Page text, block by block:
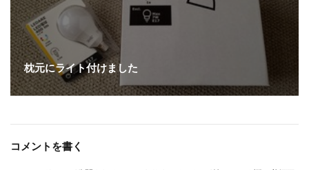
枕元にライト付けました
コメントを書く